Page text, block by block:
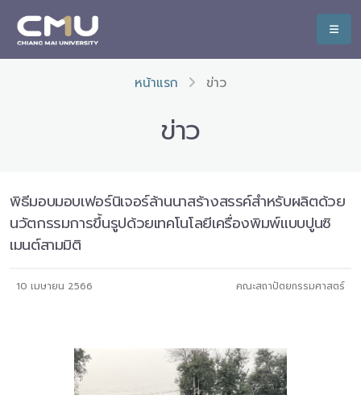
หน้าแรก ข่าว
ข่าว
พิธีมอบมอบเฟอร์นิเจอร์ล้านนาสร้างสรรค์สำหรับผลิตด้วย
นวัตกรรมการขึ้นรูปด้วยเทคโนโลยีเครื่องพิมพ์แบบปูนซิ
เมนต์สามมิติ
10 เมษายน 2566 คณะสถาปัตยกรรมศาสตร์